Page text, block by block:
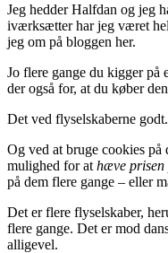
Jeg hedder Halfdan og jeg
iværksætter har jeg været
jeg om på bloggen her.
Jo flere gange du kigger på
der også for, at du køber
Det ved flyselskaberne godt.
Og ved at bruge cookies på
mulighed for at hæve
på dem flere gange – eller
Det er flere flyselskaber,
flere gange. Det er mod
alligevel.